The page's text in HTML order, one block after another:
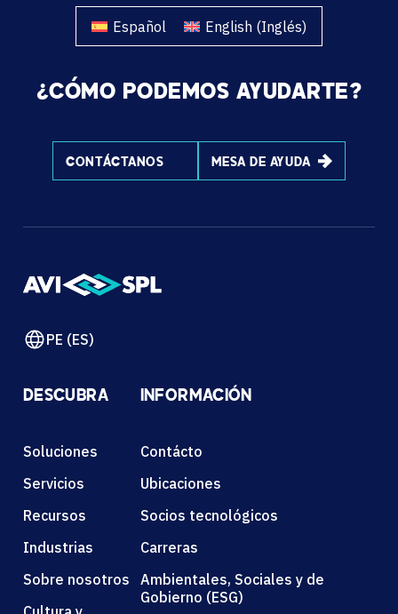
Español English (Inglés)
¿CÓMO PODEMOS AYUDARTE?
CONTÁCTANOS MESA DE AYUDA
PE (ES)
DESCUBRA
Soluciones
Servicios
Recursos
Industrias
Sobre nosotros
INFORMACIÓN
Contácto
Ubicaciones
Socios tecnológicos
Carreras
Ambientales, Sociales y de
Gobierno (ESG)